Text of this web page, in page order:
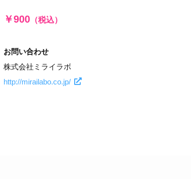
￥900（税込）
お問い合わせ
株式会社ミライラボ
http://mirailabo.co.jp/